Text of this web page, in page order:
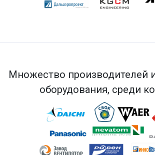
Множество производителей
оборудования, среди